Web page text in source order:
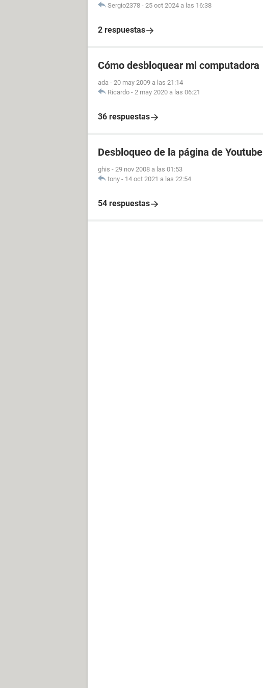
Sergio2378 - 25 oct 2024 a las 16:38
2 respuestas
Cómo desbloquear mi computadora
ada - 20 may 2009 a las 21:14
Ricardo - 2 may 2020 a las 06:21
36 respuestas
Desbloqueo de la página de Youtube
ghis - 29 nov 2008 a las 01:53
tony - 14 oct 2021 a las 22:54
54 respuestas